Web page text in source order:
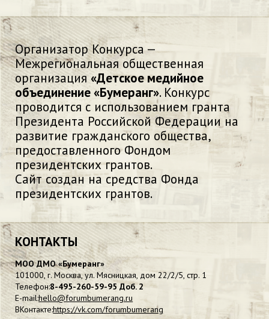
Организатор Конкурса —
Межрегиональная общественная
организация «Детское медийное
объединение «Бумеранг». Конкурс
проводится с использованием гранта
Президента Российской Федерации на
развитие гражданского общества,
предоставленного Фондом
президентских грантов.
Сайт создан на средства Фонда
президентских грантов.
КОНТАКТЫ
МОО ДМО «Бумеранг»
101000, г. Москва, ул. Мясницкая, дом 22/2/5, стр. 1
Телефон:8-495-260-59-95 Доб. 2
E-mail:hello@forumbumerang.ru
ВКонтакте:https://vk.com/forumbumerang